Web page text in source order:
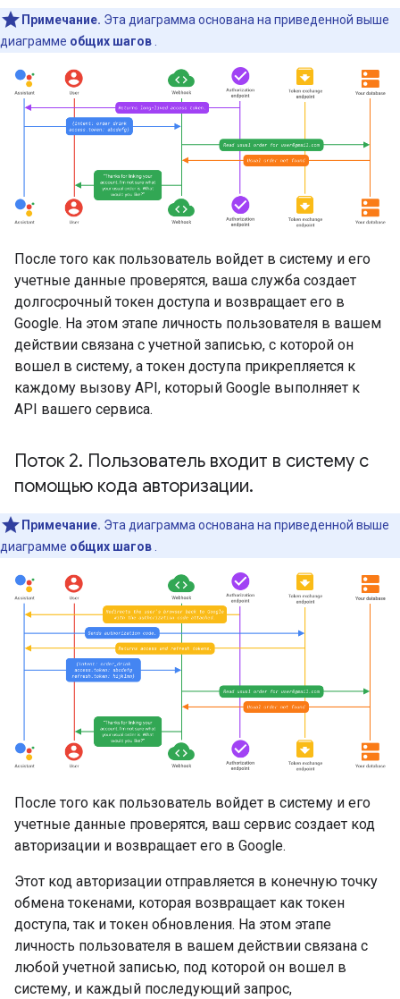
Примечание. Эта диаграмма основана на приведенной выше
диаграмме общих шагов .
После того как пользователь войдет в систему и его
учетные данные проверятся, ваша служба создает
долгосрочный токен доступа и возвращает его в
Google. На этом этапе личность пользователя в вашем
действии связана с учетной записью, с которой он
вошел в систему, а токен доступа прикрепляется к
каждому вызову API, который Google выполняет к
API вашего сервиса.
Поток 2. Пользователь входит в систему с
помощью кода авторизации.
Примечание. Эта диаграмма основана на приведенной выше
диаграмме общих шагов
После того как пользователь войдет в систему и его
учетные данные проверятся, ваш сервис создает код
авторизации и возвращает его в Google.
Этот код авторизации отправляется в конечную точку
обмена токенами, которая возвращает как токен
доступа, так и токен обновления. На этом этапе
личность пользователя в вашем действии связана с
любой учетной записью, под которой он вошел в
систему, и каждый последующий запрос,